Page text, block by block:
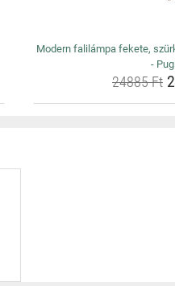
Modern falilámpa fekete,
-
24885 Ft